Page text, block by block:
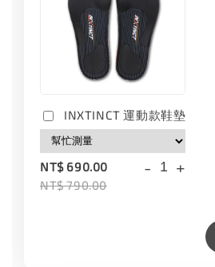
INXTINCT 運動款鞋墊
NT$ 690.00
NT$ 790.00
- +